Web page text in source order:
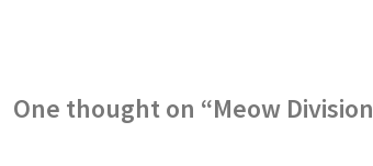
One thought on “Meow Division